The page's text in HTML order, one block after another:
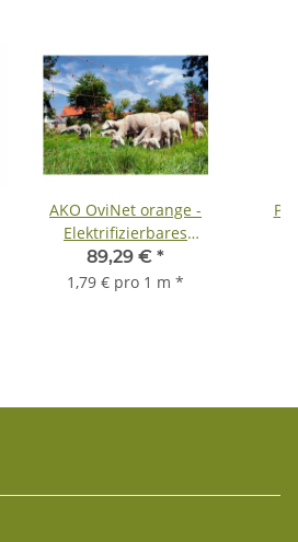
AKO OviNet orange -
Elektrifizierbares
Schafnetz
89,29 € *
1,79 € pro 1 m *